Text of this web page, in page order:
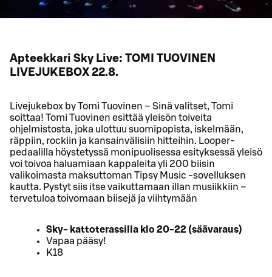
Apteekkari Sky Live: TOMI TUOVINEN
LIVEJUKEBOX 22.8.
Livejukebox by Tomi Tuovinen – Sinä valitset, Tomi
soittaa! Tomi Tuovinen esittää yleisön toiveita
ohjelmistosta, joka ulottuu suomipopista, iskelmään,
räppiin, rockiin ja kansainvälisiin hitteihin. Looper-
pedaalilla höystetyssä monipuolisessa esityksessä yleisö
voi toivoa haluamiaan kappaleita yli 200 biisin
valikoimasta maksuttoman Tipsy Music -sovelluksen
kautta. Pystyt siis itse vaikuttamaan illan musiikkiin –
tervetuloa toivomaan biisejä ja viihtymään
Sky- kattoterassilla klo 20-22 (säävaraus)
Vapaa pääsy!
K18